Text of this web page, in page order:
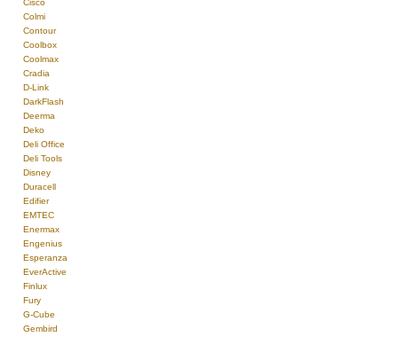
Cisco
Colmi
Contour
Coolbox
Coolmax
Cradia
D-Link
DarkFlash
Deerma
Deko
Deli Office
Deli Tools
Disney
Duracell
Edifier
EMTEC
Enermax
Engenius
Esperanza
EverActive
Finlux
Fury
G-Cube
Gembird